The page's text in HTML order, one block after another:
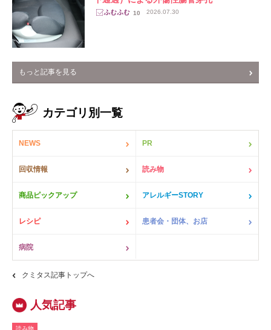
10 2026.07.30
もっと記事を見る
カテゴリ別一覧
NEWS PR
回収情報 読み物
商品ピックアップ アレルギーSTORY
レシピ 患者会・団体、お店
病院
クミタス記事トップへ
読み物